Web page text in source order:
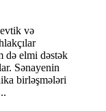
və
də elmi dəstək
Sənayenin
birləşmələri